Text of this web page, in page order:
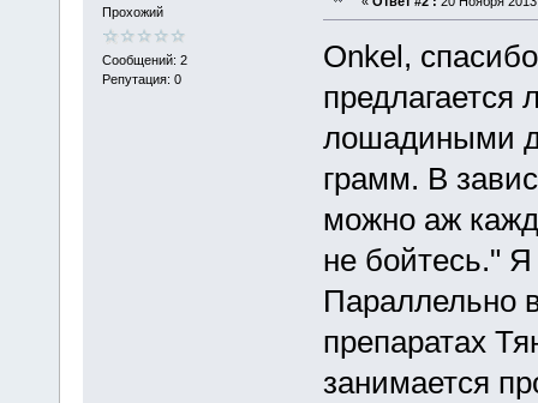
Прохожий
Сообщений: 2
Репутация: 0
Onkel,
лошадиными
грамм. В
можно аж
не бойтесь."
Параллельно
препаратах
занимается